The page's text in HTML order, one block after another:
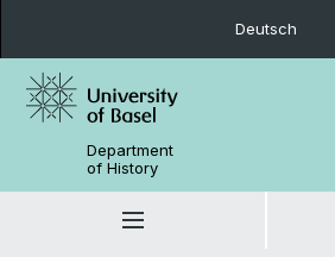
Deutsch
Department
of History